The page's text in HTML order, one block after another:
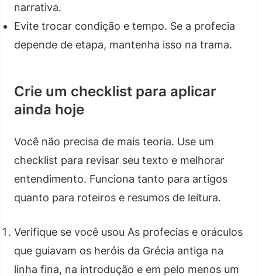
narrativa.
Evite trocar condição e tempo. Se a profecia
depende de etapa, mantenha isso na trama.
Crie um checklist para aplicar
ainda hoje
Você não precisa de mais teoria. Use um
checklist para revisar seu texto e melhorar
entendimento. Funciona tanto para artigos
quanto para roteiros e resumos de leitura.
Verifique se você usou As profecias e oráculos
que guiavam os heróis da Grécia antiga na
linha fina, na introdução e em pelo menos um